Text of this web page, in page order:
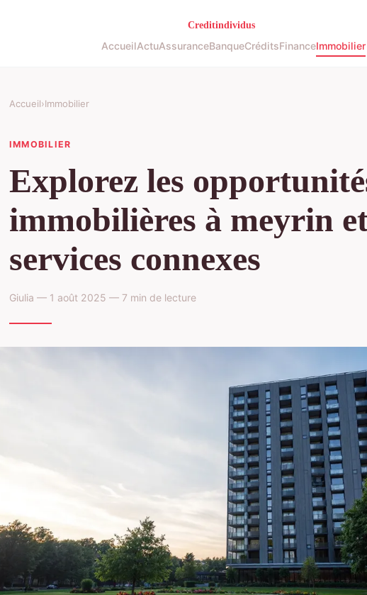
AccueilActuAssuranceBanqueCréditsFinanceImmobilier
Accueil›Immobilier
IMMOBILIER
Explorez les
immobilières à meyrin
services connexes
Giulia — 1 août 2025 — 7 min de lecture